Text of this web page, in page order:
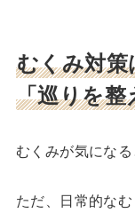
むくみ対
「巡りを整
むくみが気にな
ただ、日常的な